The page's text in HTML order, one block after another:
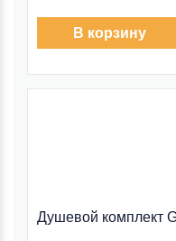
В корзину
Душевой комплект